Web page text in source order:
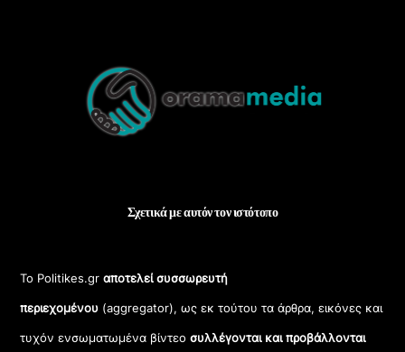
Top
Σχετικά με αυτόν τον ιστότοπο
Το Politikes.grαποτελεί συσσωρευτή
περιεχομένου (aggregator), ως εκ τούτου τα άρθρα, εικόνες και
τυχόν ενσωματωμένα βίντεοσυλλέγονται και προβάλλονται